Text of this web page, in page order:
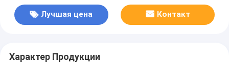
Лучшая цена Контакт
Характер Продукции